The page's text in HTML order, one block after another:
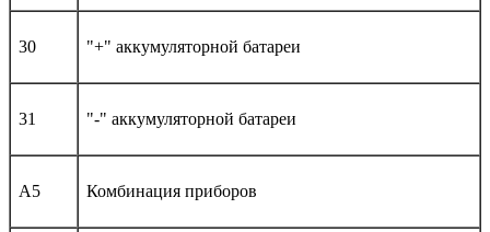
30 "+" аккумуляторной батареи
31 "-" аккумуляторной батареи
A5 Комбинация приборов